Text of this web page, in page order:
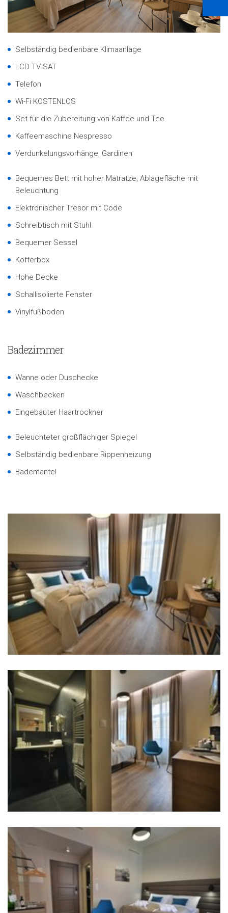
Selbständig bedienbare Klimaanlage
LCD TV-SAT
Telefon
Wi-Fi KOSTENLOS
Set für die Zubereitung von Kaffee und Tee
Kaffeemaschine Nespresso
Verdunkelungsvorhänge, Gardinen
Bequemes Bett mit hoher Matratze, Ablagefläche mit
Beleuchtung
Elektronischer Tresor mit Code
Schreibtisch mit Stuhl
Bequemer Sessel
Kofferbox
Hohe Decke
Schallisolierte Fenster
Vinylfußboden
Badezimmer
Wanne oder Duschecke
Waschbecken
Eingebauter Haartrockner
Beleuchteter großflächiger Spiegel
Selbständig bedienbare Rippenheizung
Bademäntel